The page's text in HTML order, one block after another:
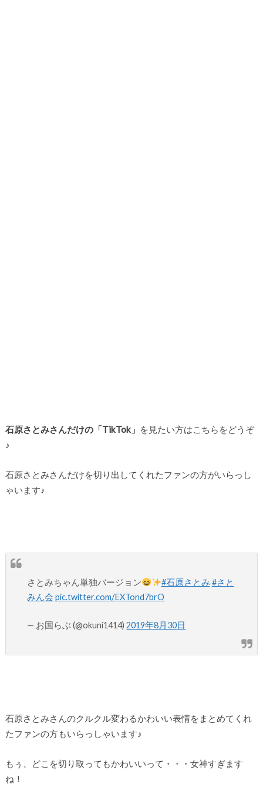
石原さとみさんだけの「TikTok」 を見たい方はこちらをどうぞ
♪
石原さとみさんだけを切り出してくれたファンの方がいらっし
ゃいます♪
さとみちゃん単独バージョン #石原さとみ #さと
みん会 pic.twitter.com/EXTond7brO
— お国らぶ (@okuni1414)2019年8月30日
石原さとみさんのクルクル変わるかわいい表情をまとめてくれ
たファンの方もいらっしゃいます♪
もぅ、どこを切り取ってもかわいいって・・・女神すぎます
ね！